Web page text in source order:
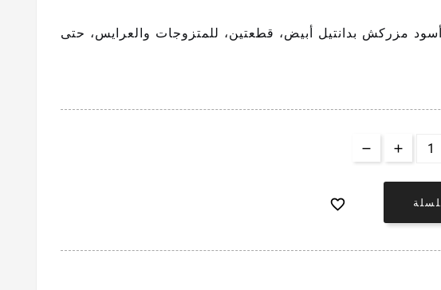
مزركش بدانتيل أبيض، قطعتين، للمتزوجات والعرايس، حتى
